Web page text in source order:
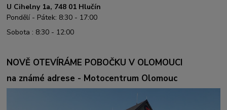
U Cihelny 1a, 748 01 Hlučín
Pondělí - Pátek: 8:30 - 17:00
Sobota : 8:30 - 12:00
NOVĚ OTEVÍRÁME POBOČKU V OLOMOUCI
na známé adrese - Motocentrum Olomouc